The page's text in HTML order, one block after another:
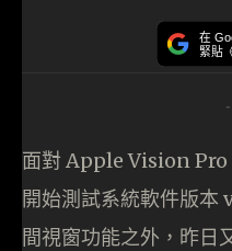
在
緊貼
面對 Apple Vision Pro
開始測試系統軟件版本
間視窗功能之外，昨